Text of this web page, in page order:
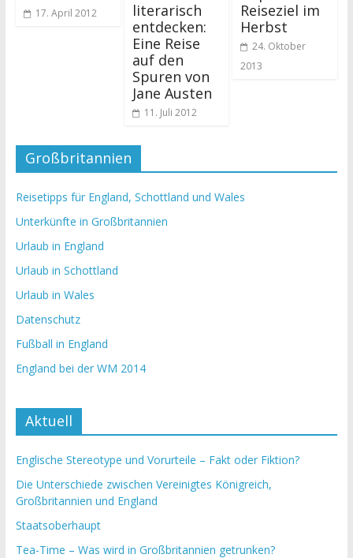
17. April 2012
literarisch
entdecken:
Eine Reise
auf den
Spuren von
Jane Austen
11. Juli 2012
Reiseziel im
Herbst
24. Oktober
2013
Großbritannien
Reisetipps für England, Schottland und Wales
Unterkünfte in Großbritannien
Urlaub in England
Urlaub in Schottland
Urlaub in Wales
Datenschutz
Fußball in England
England bei der WM 2014
Aktuell
Englische Stereotype und Vorurteile – Fakt oder Fiktion?
Die Unterschiede zwischen Vereinigtes Königreich,
Großbritannien und England
Staatsoberhaupt
Tea-Time – Was wird in Großbritannien getrunken?